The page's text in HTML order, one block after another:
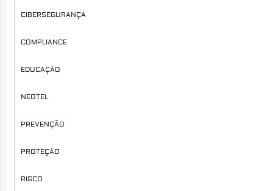
CIBERSEGURANÇA
COMPLIANCE
EDUCAÇÃO
NEOTEL
PREVENÇÃO
PROTEÇÃO
RISCO